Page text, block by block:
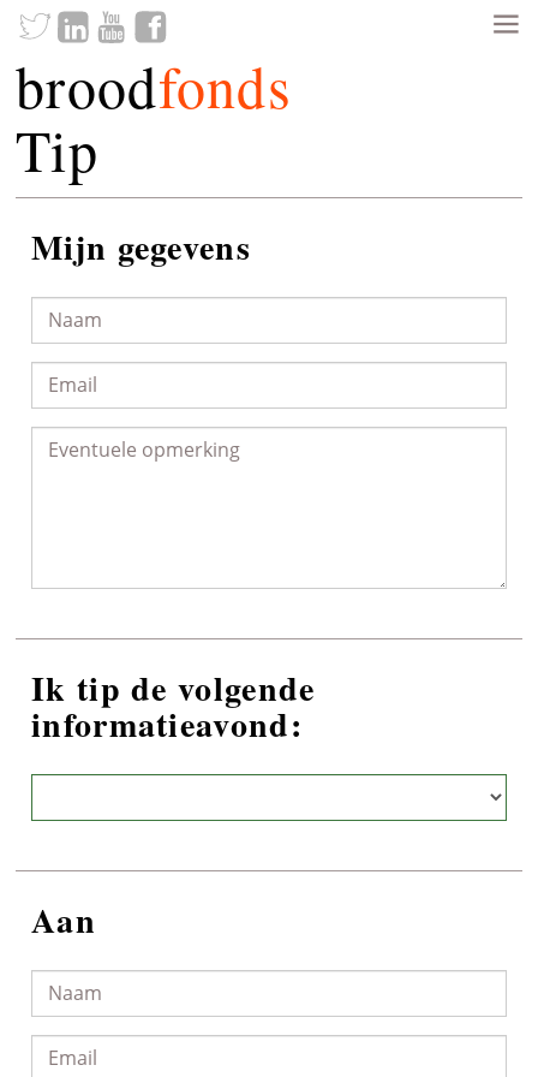
broodfonds
Tip
Mijn gegevens
Ik tip de volgende
informatieavond:
Aan